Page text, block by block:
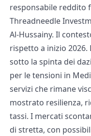
responsabile reddito
Threadneedle
Al-Hussainy. Il
rispetto a inizio 2026.
sotto la spinta dei
per le tensioni in
servizi che rimane
mostrato resilienza,
tassi. I mercati
di stretta, con